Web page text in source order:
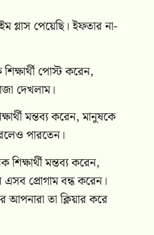
গ্লাস পেয়েছি। ইফতার না-
পোস্ট করেন,
দেখলাম।
মন্তব্য করেন, মানুষকে
পারতেন।
মন্তব্য করেন,
এসব প্রোগাম বন্ধ করেন।
তা ক্লিয়ার করে